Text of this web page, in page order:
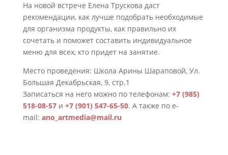
На новой встрече Елена Трускова даст
рекомендации, как лучше подобрать необходимые
для организма продукты, как правильно их
сочетать и поможет составить индивидуальное
меню для всех, кто придет на занятие.
Место проведения: Школа Арины Шараповой, Ул.
Большая Декабрьская, 9, стр.1
Записаться на него можно по телефонам: +7 (985)
518-08-57и +7 (901) 547-65-50. А также по e-
mail: ano_artmedia@mail.ru